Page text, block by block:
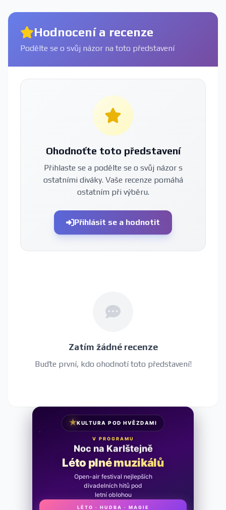
Hodnocení a recenze
Podělte se o svůj názor na toto představení
Ohodnoťte toto představení
Přihlaste se a podělte se o svůj názor s
ostatními diváky. Vaše recenze pomáhá
ostatním při výběru.
Přihlásit se a hodnotit
Zatím žádné recenze
Buďte první, kdo ohodnotí toto představení!
★KULTURA POD HVĚZDAMI
V PROGRAMU
Noc na Karlštejně
Léto plné muzikálů
Open-air festival nejlepších
divadelních hitů pod
letní oblohou
LÉTO · HUDBA · MAGIE